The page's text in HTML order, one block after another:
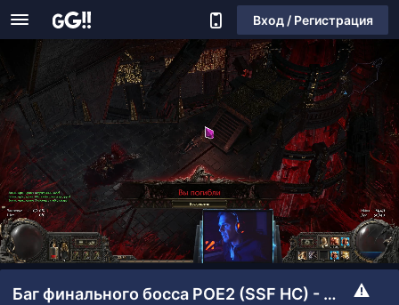
Вход / Регистрация
Баг финального босса POE2 (SSF HC) - ТИТИН (0.3.0с) Интерлюдия